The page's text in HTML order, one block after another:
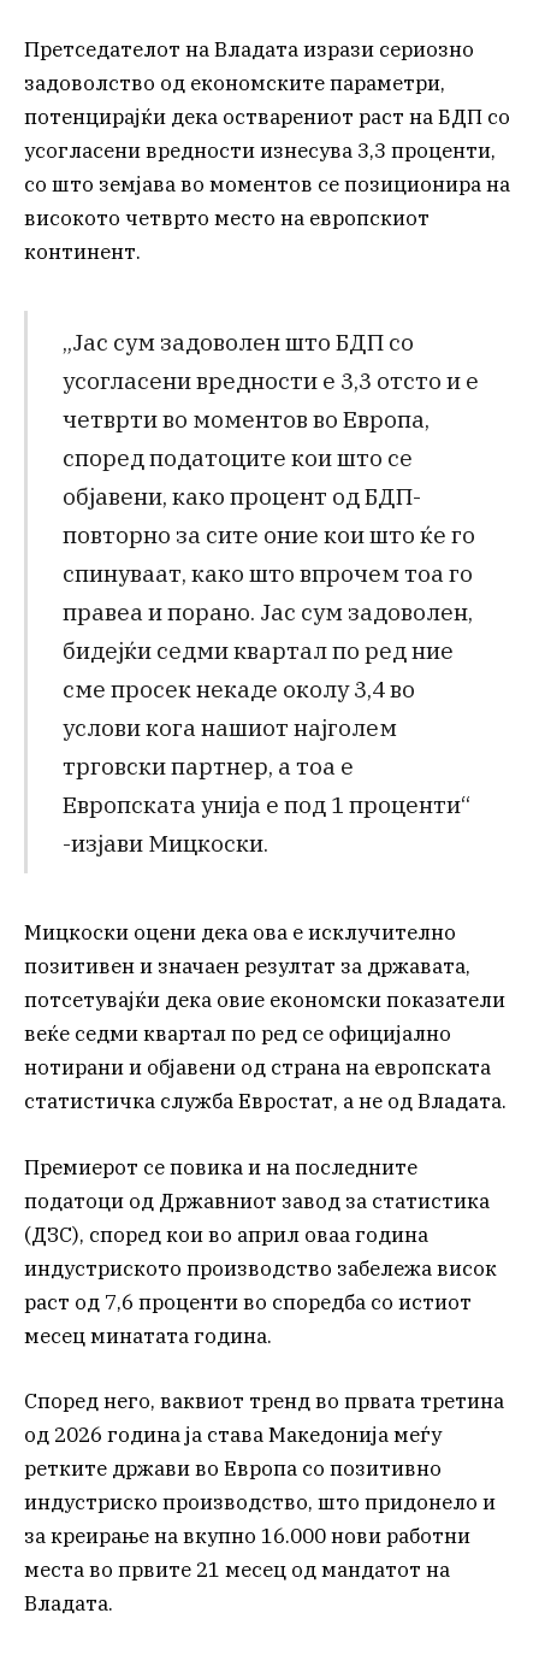
Претседателот на Владата изрази сериозно
задоволство од економските параметри,
потенцирајќи дека остварениот раст на БДП со
усогласени вредности изнесува 3,3 проценти,
со што земјава во моментов се позиционира на
високото четврто место на европскиот
континент.
„Јас сум задоволен што БДП со
усогласени вредности е 3,3 отсто и е
четврти во моментов во Европа,
според податоците кои што се
објавени, како процент од БДП-
повторно за сите оние кои што ќе го
спинуваат, како што впрочем тоа го
правеа и порано. Јас сум задоволен,
бидејќи седми квартал по ред ние
сме просек некаде околу 3,4 во
услови кога нашиот најголем
трговски партнер, а тоа е
Европската унија е под 1 проценти“
-изјави Мицкоски.
Мицкоски оцени дека ова е исклучително
позитивен и значаен резултат за државата,
потсетувајќи дека овие економски показатели
веќе седми квартал по ред се официјално
нотирани и објавени од страна на европската
статистичка служба Евростат, а не од Владата.
Премиерот се повика и на последните
податоци од Државниот завод за статистика
(ДЗС), според кои во април оваа година
индустриското производство забележа висок
раст од 7,6 проценти во споредба со истиот
месец минатата година.
Според него, ваквиот тренд во првата третина
од 2026 година ја става Македонија меѓу
ретките држави во Европа со позитивно
индустриско производство, што придонело и
за креирање на вкупно 16.000 нови работни
места во првите 21 месец од мандатот на
Владата.